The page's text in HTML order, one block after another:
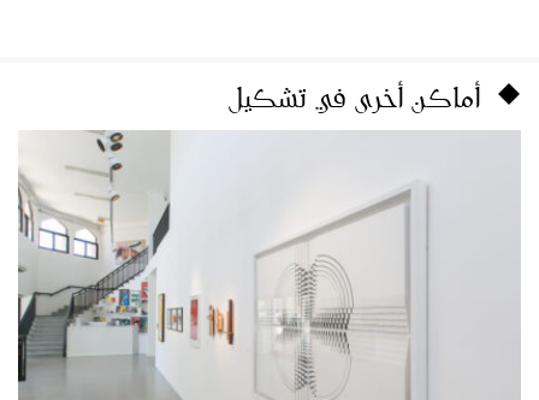
أماكن أخرى في تشكيل